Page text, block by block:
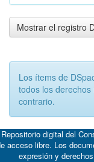
Mostrar el registro
Los ítems de
todos los
contrario.
digital del
acceso libre. Los
expresión y